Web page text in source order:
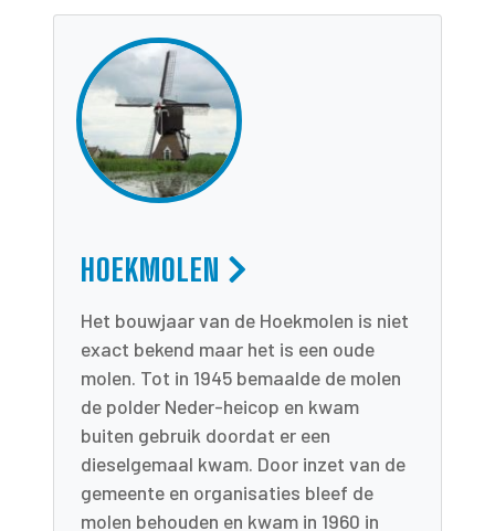
HOEKMOLEN
Het bouwjaar van de Hoekmolen is niet
exact bekend maar het is een oude
molen. Tot in 1945 bemaalde de molen
de polder Neder-heicop en kwam
buiten gebruik doordat er een
dieselgemaal kwam. Door inzet van de
gemeente en organisaties bleef de
molen behouden en kwam in 1960 in